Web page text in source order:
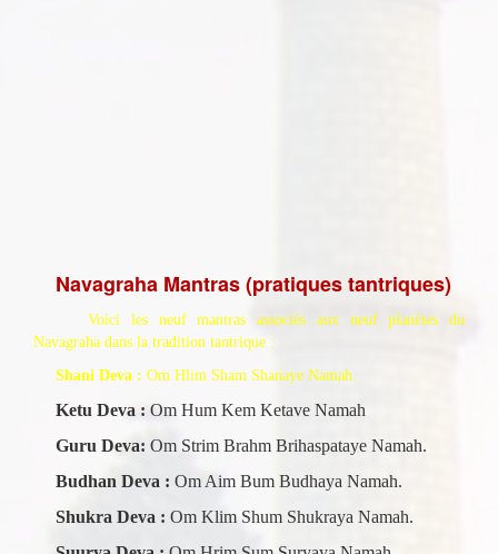
Navagraha Mantras (pratiques tantriques)
Voici les neuf mantras
associés aux neuf planètes du
Navagraha dans la tradition tantrique :
Shani Deva : Om Hlim Sham Shanaye Namah.
Ketu Deva : Om Hum Kem Ketave Namah
Guru Deva: Om Strim Brahm Brihaspataye Namah.
Budhan Deva : Om Aim Bum Budhaya Namah.
Shukra Deva : Om Klim Shum Shukraya Namah.